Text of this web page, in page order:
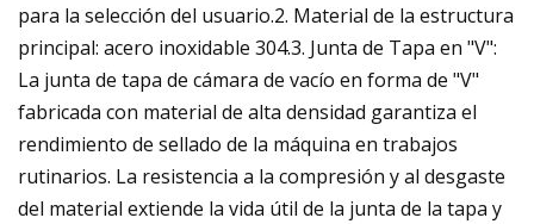
para la selección del usuario.2. Material de la estructura
principal: acero inoxidable 304.3. Junta de Tapa en "V":
La junta de tapa de cámara de vacío en forma de "V"
fabricada con material de alta densidad garantiza el
rendimiento de sellado de la máquina en trabajos
rutinarios. La resistencia a la compresión y al desgaste
del material extiende la vida útil de la junta de la tapa y